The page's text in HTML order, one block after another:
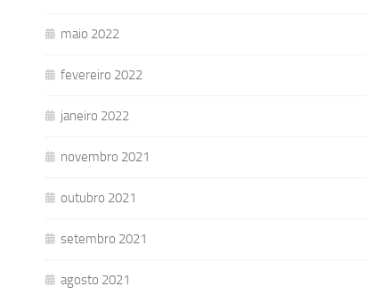
maio 2022
fevereiro 2022
janeiro 2022
novembro 2021
outubro 2021
setembro 2021
agosto 2021